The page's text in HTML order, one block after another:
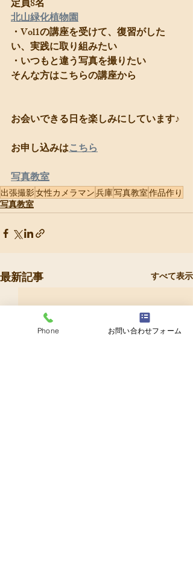
定員8名
北山緑化植物園
・Vol1の講座を受けて、復習がした
い、実践に取り組みたい
・いつもと違う写真を撮りたい
そんな方はこちらの講座から
お会いできる日を楽しみにしています♪
お申し込みはこちら
写真教室
出張撮影女性カメラマン兵庫写真教室作品作り
写真教室
最新記事 すべて表示
Phone お問い合わせフォーム